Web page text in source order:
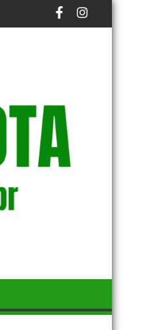
NO MEIO POLÍTICO
E REDUZ PENA DE